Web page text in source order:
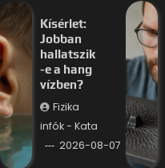
Kísérlet:
Jobban
hallatszik
-e a hang
vízben?
Fizika
infók - Kata
2026-08-07